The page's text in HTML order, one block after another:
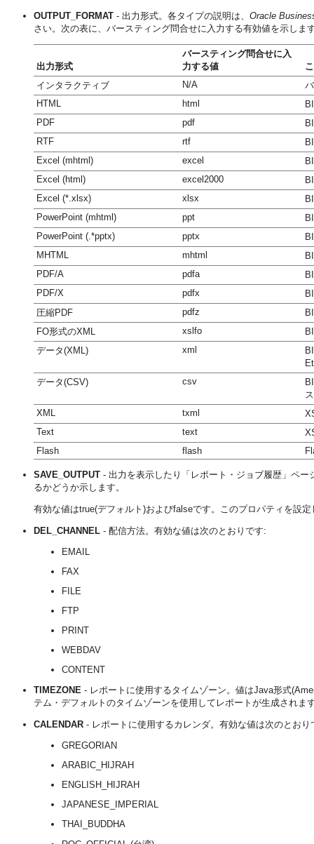
OUTPUT_FORMAT - 出力形式。各タイプの説明は、 Oracle
さい。次の表に、バースティング問合せに入力する有効値を示しま
出力形式
バースティング問合せに入
力する値
インタラクティブ
N/A
HTML
html
PDF
pdf
RTF
rtf
Excel (mhtml)
excel
Excel (html)
excel2000
Excel (*.xlsx)
xlsx
PowerPoint (mhtml)
ppt
PowerPoint (.*pptx)
pptx
MHTML
mhtml
PDF/A
pdfa
PDF/X
pdfx
圧縮PDF
pdfz
FO形式のXML
xslfo
データ(XML)
xml
データ(CSV)
csv
XML
txml
Text
text
Flash
flash
SAVE_OUTPUT - 出力を表示したり 「レポート・ジョブ履歴」 ペー
るかどうか示します。
有効な値はtrue(デフォルト)およびfalseです。このプロパティを設
DEL_CHANNEL - 配信方法。有効な値は次のとおりです:
EMAIL
FAX
FILE
FTP
PRINT
WEBDAV
CONTENT
TIMEZONE - レポートに使用するタイムゾーン。値はJava形式
テム・デフォルトのタイムゾーンを使用してレポートが生成されま
CALENDAR - レポートに使用するカレンダ。有効な値は次のとおり
GREGORIAN
ARABIC_HIJRAH
ENGLISH_HIJRAH
JAPANESE_IMPERIAL
THAI_BUDDHA